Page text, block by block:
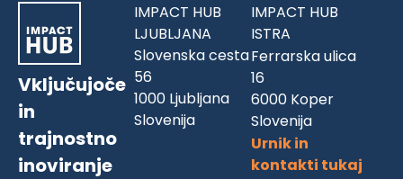
Vključujoče
in
trajnostno
inoviranje
IMPACT HUB
LJUBLJANA
Slovenska cesta
56
1000 Ljubljana
Slovenija
IMPACT HUB
ISTRA
Ferrarska ulica
16
6000 Koper
Slovenija
Urnik in
kontakti tukaj